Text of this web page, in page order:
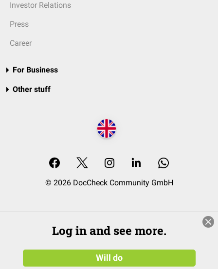
Investor Relations
Press
Career
For Business
Other stuff
© 2026 DocCheck Community GmbH
Log in and see more.
Will do